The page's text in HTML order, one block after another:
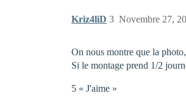
Kriz4liD Novembre 27,
3
On nous montre que la
Si le montage prend 1/2
5 « J'aime »